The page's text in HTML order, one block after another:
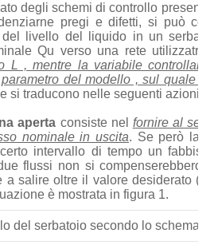
degli schemi di controllo
pregi e difetti, si può
livello del liquido in un
Qu verso una rete
L , mentre la variabile
del modello , sul quale
si traducono nelle seguenti azioni
aperta consiste nel fornire al
nominale in uscita. Se però la
intervallo di tempo un
flussi non si compenserebbero
a salire oltre il valore desiderato (
è mostrata in figura 1.